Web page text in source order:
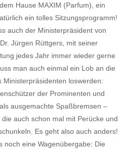
Hause MAXIM (Parfum), ein
ein tolles Sitzungsprogramm!
auch der Ministerpräsident von
Jürgen Rüttgers, mit seiner
jedes Jahr immer wieder gerne
man auch einmal ein Lob an die
Ministerpräsidenten loswerden:
der Prominenten und
ausgemachte Spaßbremsen –
auch schon mal mit Perücke und
Es geht also auch anders!
noch eine Wagenübergabe: Die